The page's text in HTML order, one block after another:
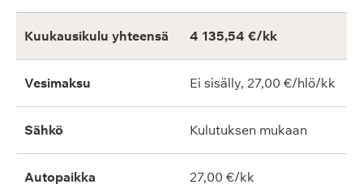
Kuukausikulu yhteensä 4 135,54 €/kk
Vesimaksu Ei sisälly, 27,00 €/hlö/kk
Sähkö Kulutuksen mukaan
Autopaikka 27,00 €/kk